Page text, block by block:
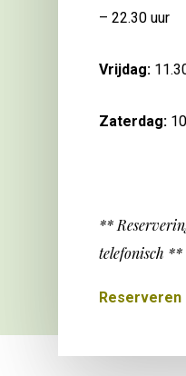
– 22.30 uur
Vrijdag:
Zaterdag:
**
telefonisch **
Reserveren